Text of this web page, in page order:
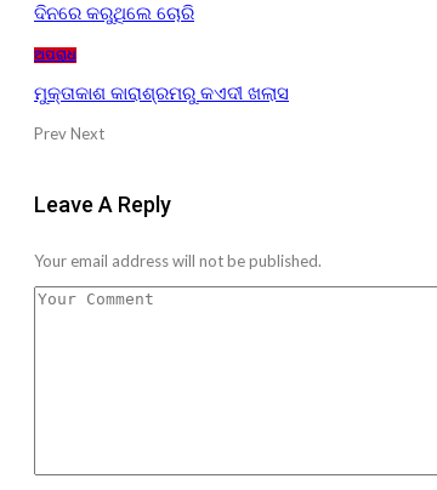
ଦିନରେ କରୁଥିଲେ ଚୋରି
ଅପରାଧ
ମୁକ୍ତାକାଶ କାରାଶ୍ରମରୁ କଏଦୀ ଖଲାସ
PrevNext
Leave A Reply
Your email address will not be published.